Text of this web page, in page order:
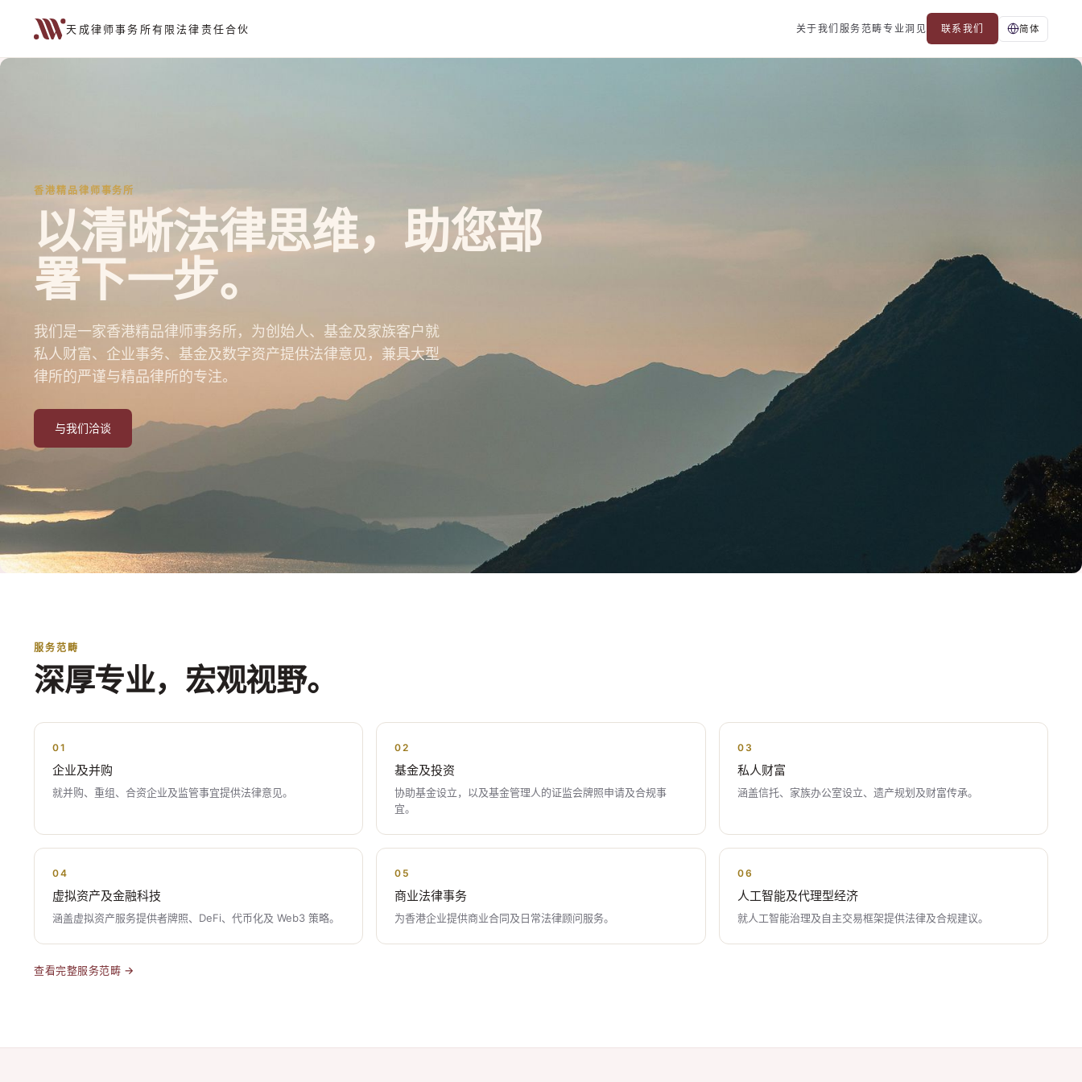
天成律师事务所有限法律责任合伙 关于我们 服务范畴专业洞见 联系我们 简体
香港精品律师事务所
以清晰法律思维，助您部
署下一步。
我们是一家香港精品律师事务所，为创始人、基金及家族客户就
私人财富、企业事务、基金及数字资产提供法律意见，兼具大型
律所的严谨与精品律所的专注。
与我们洽谈
服务范畴
深厚专业，宏观视野。
01
企业及并购
就并购、重组、合资企业及监管事宜提供法律意见。
02
基金及投资
协助基金设立，以及基金管理人的证监会牌照申请及合规事
宜。
03
私人财富
涵盖信托、家族办公室设立、遗产规划及财富传承。
04
虚拟资产及金融科技
涵盖虚拟资产服务提供者牌照、DeFi、代币化及 Web3 策略。
05
商业法律事务
为香港企业提供商业合同及日常法律顾问服务。
06
人工智能及代理型经济
就人工智能治理及自主交易框架提供法律及合规建议。
查看完整服务范畴 →